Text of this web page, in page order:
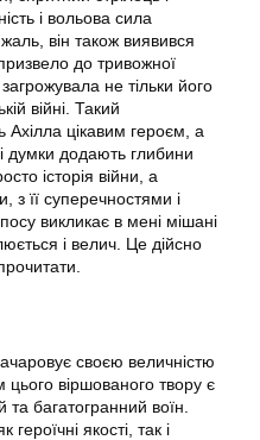
і вольова сила
він також виявився
до тривожної
не тільки його
війні. Такий
Ахілла цікавим героєм, а
думки додають глибини
історія війни, а
з її суперечностями і
викликає в мені мішані
і велич. Це дійсно
своєю величністю
віршованого твору є
багатогранний воїн.
якості, так і